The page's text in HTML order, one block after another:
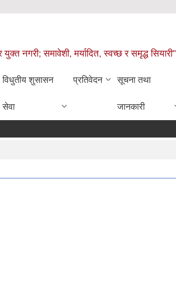
युक्त नगरी; समावेशी, मर्यादित, स्वच्छ र समृद्ध सियारी"
विधुतीय शुसासन
सेवा
प्रतिवेदन सूचना तथा
जानकारी